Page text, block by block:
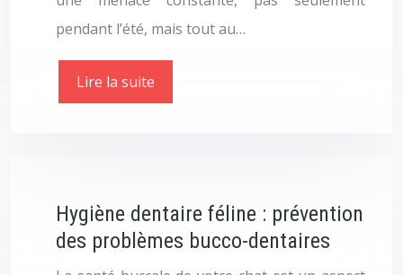
pendant l’été, mais tout au…
Lire la suite
Hygiène dentaire féline : prévention
des problèmes bucco-dentaires